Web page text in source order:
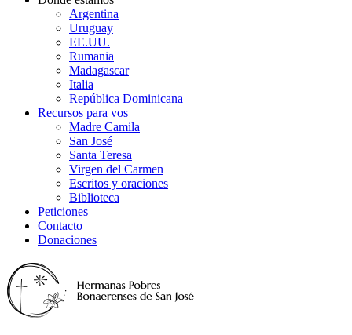
Argentina
Uruguay
EE.UU.
Rumania
Madagascar
Italia
República Dominicana
Recursos para vos
Madre Camila
San José
Santa Teresa
Virgen del Carmen
Escritos y oraciones
Biblioteca
Peticiones
Contacto
Donaciones